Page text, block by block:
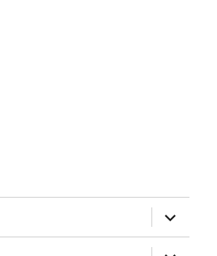
expand
child
menu
expand